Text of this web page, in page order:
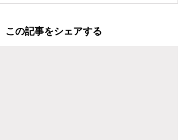
この記事をシェアする